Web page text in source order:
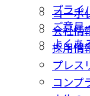
プライ
ご意⾒
よくあ
コーポ
会社情
採⽤情
プレス
コンプ